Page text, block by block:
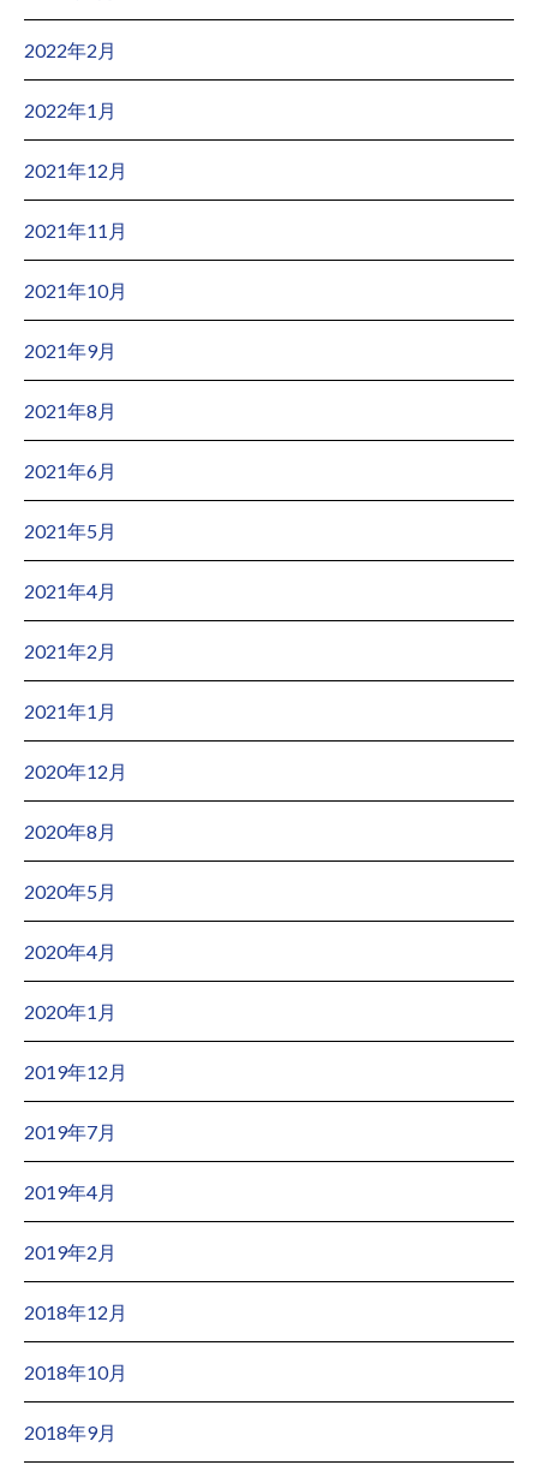
2022年2月
2022年1月
2021年12月
2021年11月
2021年10月
2021年9月
2021年8月
2021年6月
2021年5月
2021年4月
2021年2月
2021年1月
2020年12月
2020年8月
2020年5月
2020年4月
2020年1月
2019年12月
2019年7月
2019年4月
2019年2月
2018年12月
2018年10月
2018年9月